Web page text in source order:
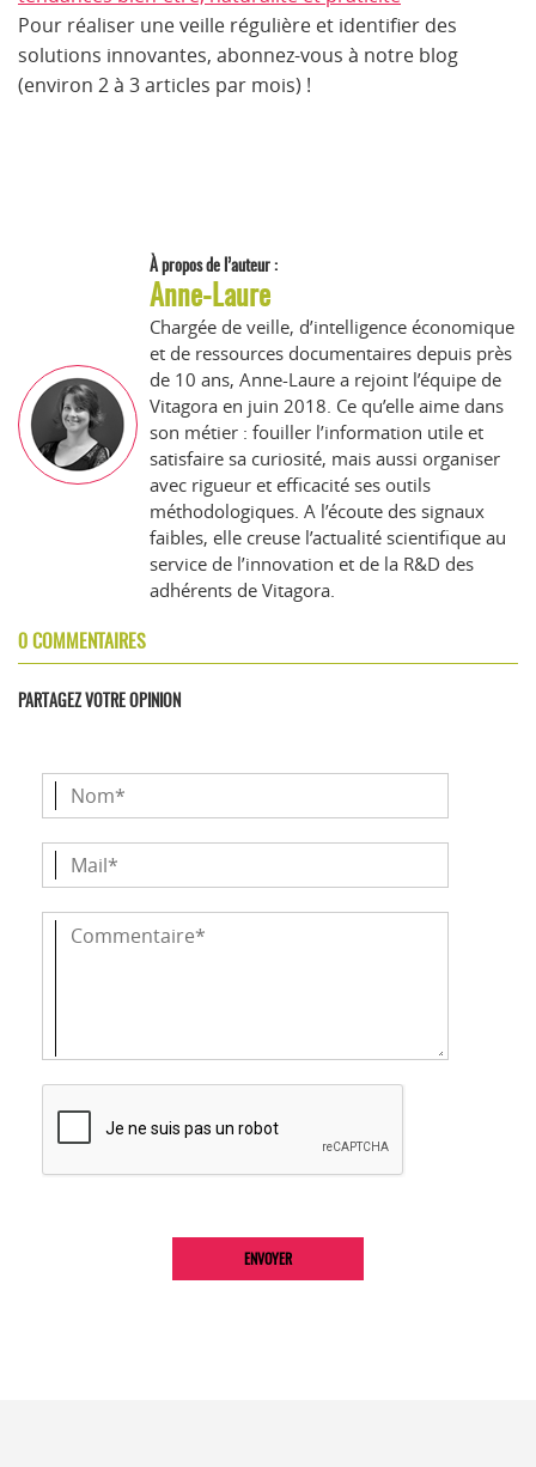
Pour réaliser une veille régulière et identifier des
solutions innovantes, abonnez-vous à notre blog
(environ 2 à 3 articles par mois) !
À propos de l’auteur :
Anne-Laure
Chargée de veille, d’intelligence économique
et de ressources documentaires depuis près
de 10 ans, Anne-Laure a rejoint l’équipe de
Vitagora en juin 2018. Ce qu’elle aime dans
son métier : fouiller l’information utile et
satisfaire sa curiosité, mais aussi organiser
avec rigueur et efficacité ses outils
méthodologiques. A l’écoute des signaux
faibles, elle creuse l’actualité scientifique au
service de l’innovation et de la R&D des
adhérents de Vitagora.
0 COMMENTAIRES
PARTAGEZ VOTRE OPINION